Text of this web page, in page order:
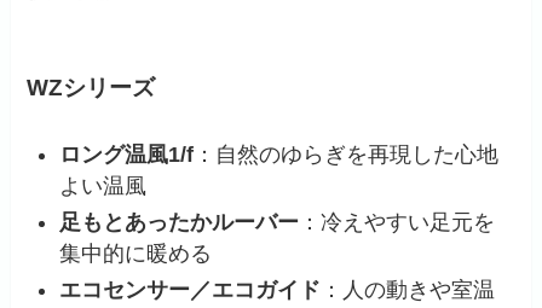
WZシリーズ
ロング温風1/f ：自然のゆらぎを再現した心地
よい温風
足もとあったかルーバー ：冷えやすい足元を
集中的に暖める
エコセンサー／エコガイド ：人の動きや室温